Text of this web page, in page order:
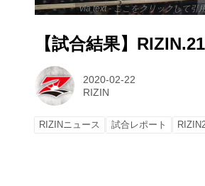
via text - ここをクリックして引
【試合結果】
2020-02-22
RIZIN
RIZINニュース 試合レポート